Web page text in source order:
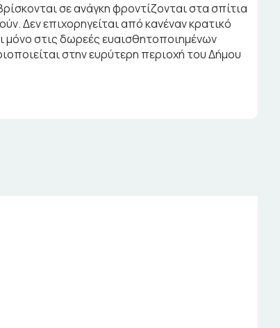
σε ανάγκη φροντίζονται στα σπίτια
Δεν επιχορηγείται από κανέναν κρατικό
μόνο στις δωρεές ευαισθητοποιημένων
στην ευρύτερη περιοχή του Δήμου